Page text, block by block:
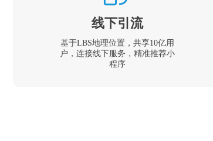
线下引流
基于LBS地理位置，共享10亿用
户，连接线下服务，精准推荐小
程序